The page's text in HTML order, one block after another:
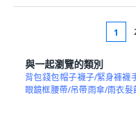
1
與一起瀏覽的類別
背包錢包帽子襪子/緊身褲襪
眼鏡框腰帶/吊帶雨傘/雨衣髮